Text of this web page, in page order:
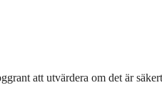
att utvärdera om det är